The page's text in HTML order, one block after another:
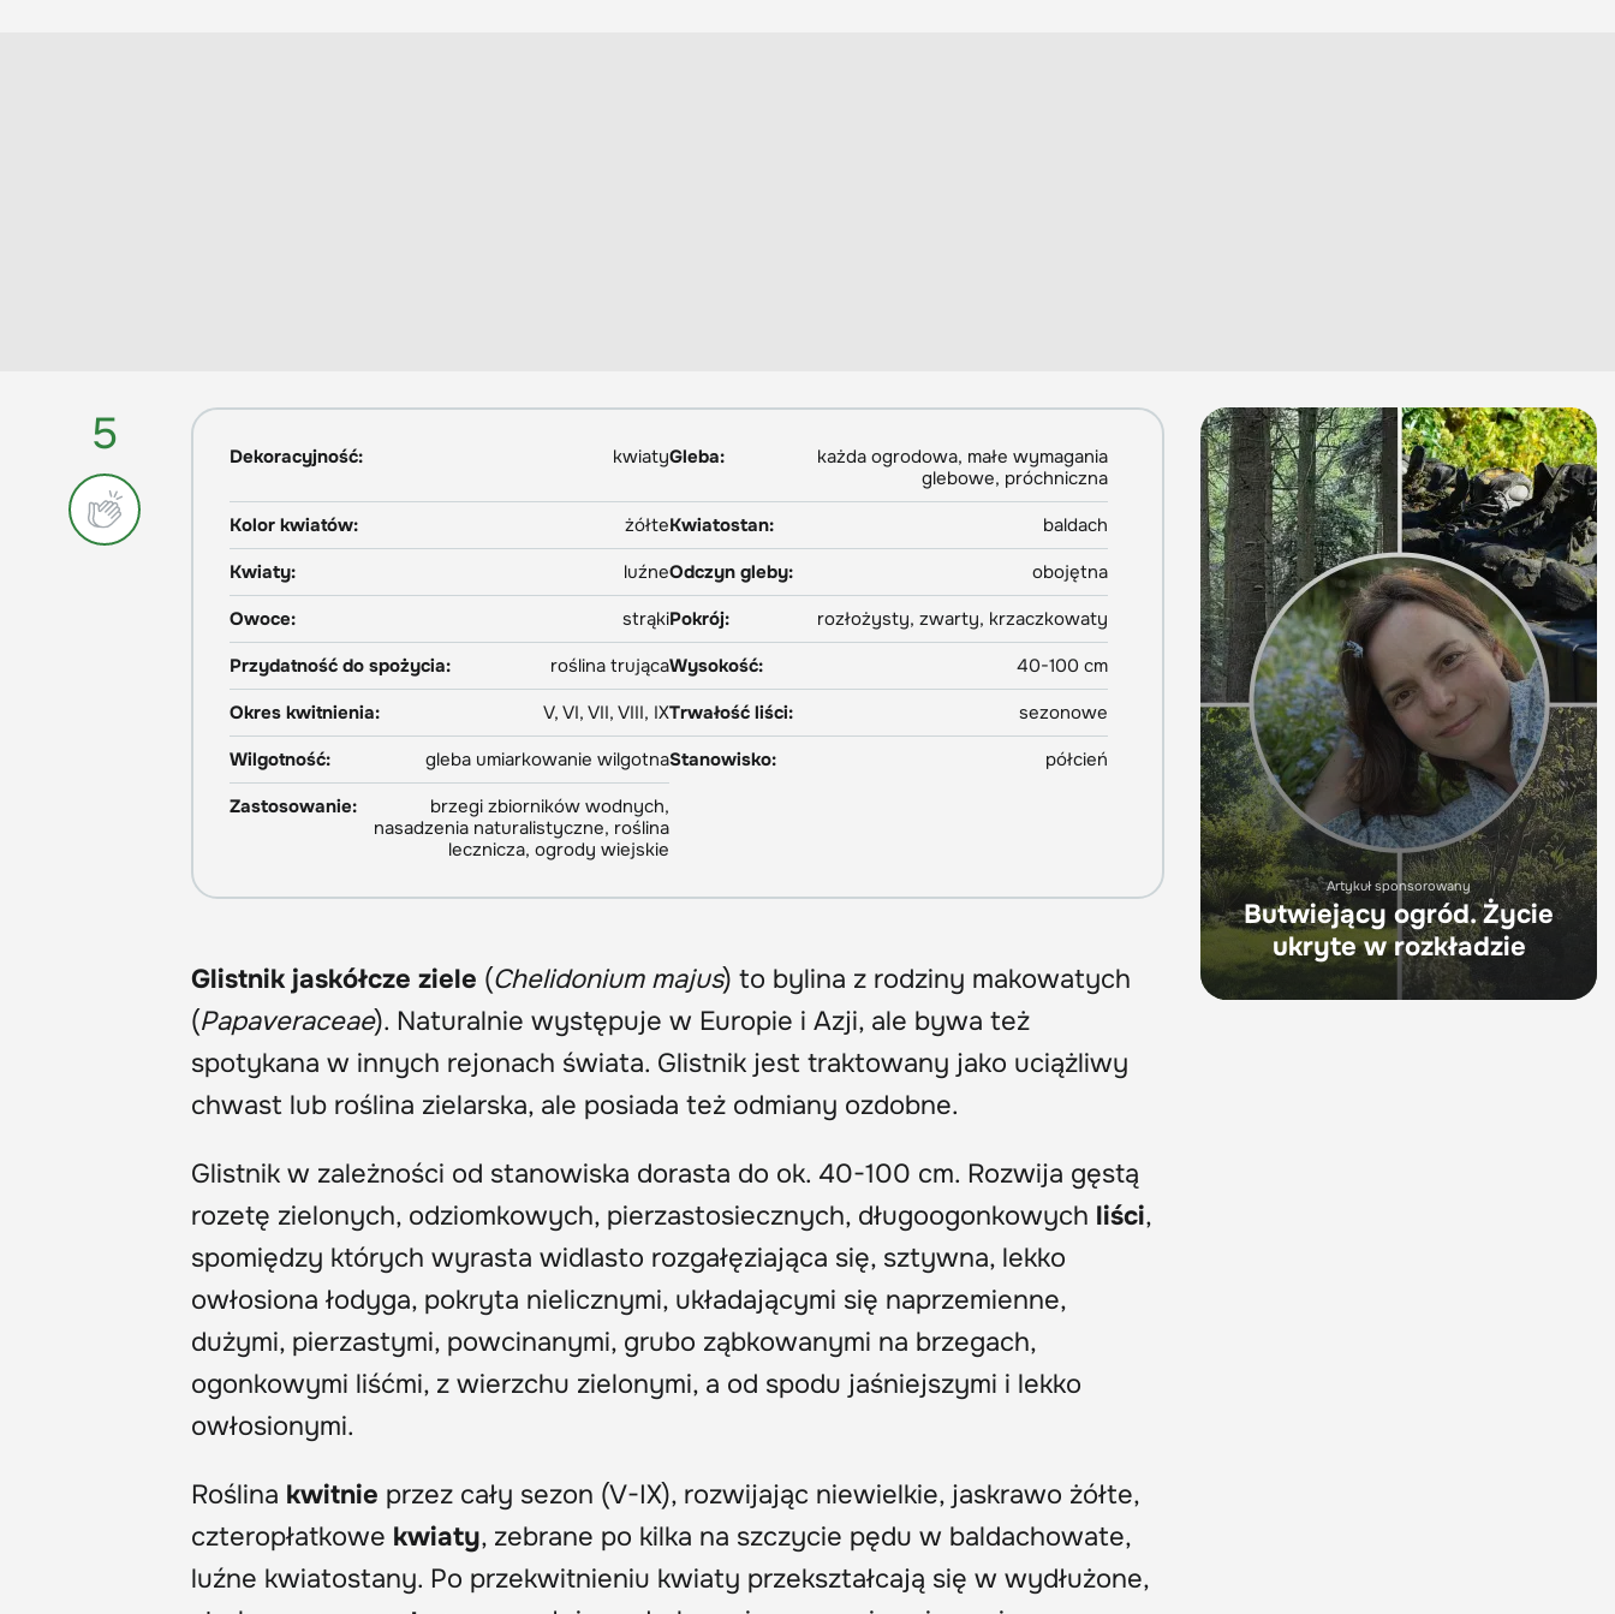
5 Dekoracyjność: kwiatyGleba:
każda ogrodowa, małe wymagania
glebowe, próchniczna
Kolor kwiatów:
żółteKwiatostan:
baldach
Kwiaty:
luźneOdczyn gleby:
obojętna
Owoce:
strąkiPokrój:
rozłożysty, zwarty, krzaczkowaty
Przydatność do spożycia:
roślina trującaWysokość:
40-100 cm
Okres kwitnienia:
V, VI, VII, VIII, IXTrwałość liści:
sezonowe
Wilgotność:
gleba umiarkowanie wilgotnaStanowisko:
półcień
Zastosowanie:
brzegi zbiorników wodnych,
nasadzenia naturalistyczne, roślina
lecznicza, ogrody wiejskie
Glistnik jaskółcze ziele (Chelidonium majus) to bylina z rodziny makowatych
(Papaveraceae). Naturalnie występuje w Europie i Azji, ale bywa też
spotykana w innych rejonach świata. Glistnik jest traktowany jako uciążliwy
chwast lub roślina zielarska, ale posiada też odmiany ozdobne.
Glistnik w zależności od stanowiska dorasta do ok. 40-100 cm. Rozwija gęstą
rozetę zielonych, odziomkowych, pierzastosiecznych, długoogonkowych liści,
spomiędzy których wyrasta widlasto rozgałęziająca się, sztywna, lekko
owłosiona łodyga, pokryta nielicznymi, układającymi się naprzemienne,
dużymi, pierzastymi, powcinanymi, grubo ząbkowanymi na brzegach,
ogonkowymi liśćmi, z wierzchu zielonymi, a od spodu jaśniejszymi i lekko
owłosionymi.
Roślina kwitnie przez cały sezon (V-IX), rozwijając niewielkie, jaskrawo żółte,
czteropłatkowe kwiaty, zebrane po kilka na szczycie pędu w baldachowate,
luźne kwiatostany. Po przekwitnieniu kwiaty przekształcają się w wydłużone,
Artykuł sponsorowany
Butwiejący ogród. Życie
ukryte w rozkładzie